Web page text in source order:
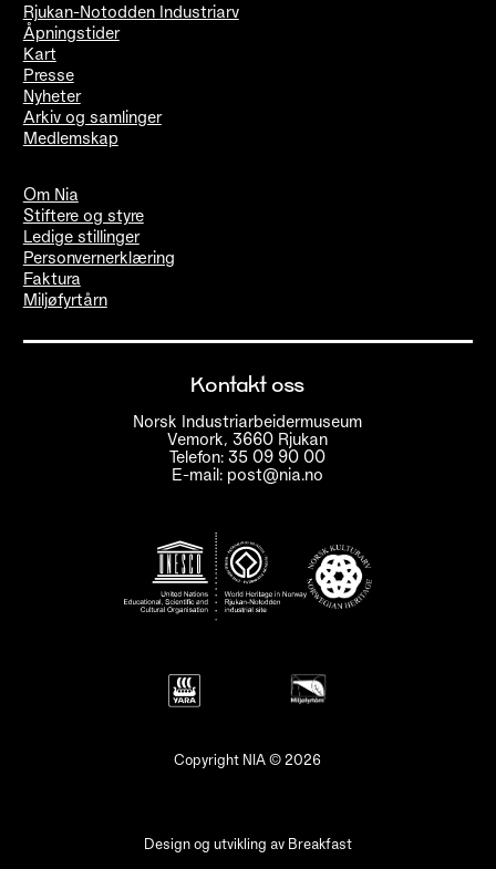
Rjukan-Notodden Industriarv
Åpningstider
Kart
Presse
Nyheter
Arkiv og samlinger
Medlemskap
Om Nia
Stiftere og styre
Ledige stillinger
Personvernerklæring
Faktura
Miljøfyrtårn
Kontakt oss
Norsk Industriarbeidermuseum
Vemork, 3660 Rjukan
Telefon: 35 09 90 00
E-mail: post@nia.no
Copyright NIA © 2026
Design og utvikling av Breakfast